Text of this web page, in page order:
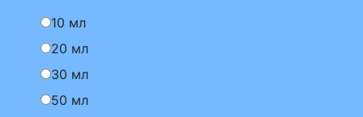
10 мл
20 мл
30 мл
50 мл